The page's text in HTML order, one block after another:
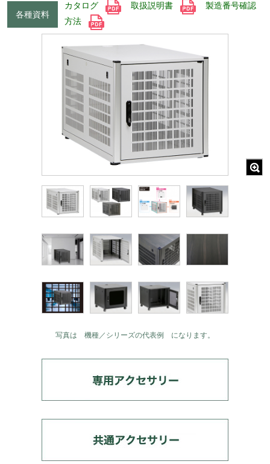
各種資料
カタログ 取扱説明書
製造番号確認
方法
写真は 機種／シリーズの代表例 になります。